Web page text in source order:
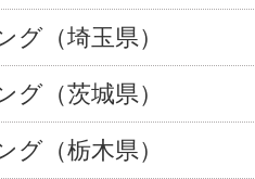
グ（埼玉県）
グ（茨城県）
グ（栃木県）